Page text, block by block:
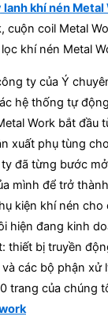
lanh khí nén Metal
cuộn coil Metal
khí nén Metal
ty của Ý
hệ thống tự
Work bắt đầu
xuất phụ tùng
đã từng bước
mình để trở
kiện khí nén
hiện đang kinh
thiết bị truyền
các bộ phận xử
trang của chúng